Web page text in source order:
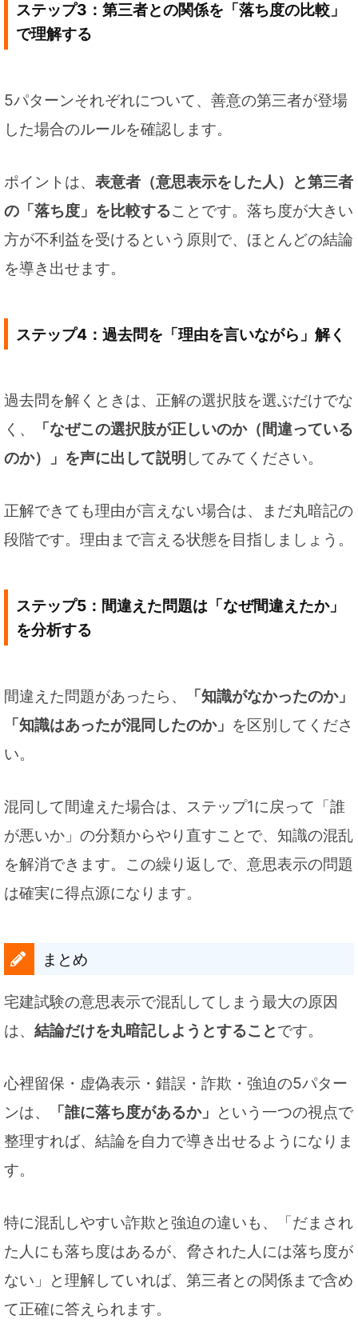
ステップ3：第三者との関係を「落ち度の比較」
で理解する
5パターンそれぞれについて、善意の第三者が登場
した場合のルールを確認します。
ポイントは、 表意者（意思表示をした人）と第三者
の「落ち度」を比較することです。落ち度が大きい
方が不利益を受けるという原則で、ほとんどの結論
を導き出せます。
ステップ4：過去問を「理由を言いながら」解く
過去問を解くときは、正解の選択肢を選ぶだけでな
く、
「なぜこの選択肢が正しいのか（間違っている
のか）」を声に出して説明 してみてください。
正解できても理由が言えない場合は、まだ丸暗記の
段階です。理由まで言える状態を目指しましょう。
ステップ5：間違えた問題は「なぜ間違えたか」
を分析する
間違えた問題があったら、
「知識がなかったのか」
「知識はあったが混同したのか」 を区別してくださ
い。
混同して間違えた場合は、ステップ1に戻って「誰
が悪いか」の分類からやり直すことで、知識の混乱
を解消できます。この繰り返しで、意思表示の問題
は確実に得点源になります。
まとめ
宅建試験の意思表示で混乱してしまう最大の原因
は、 結論だけを丸暗記しようとすることです。
心裡留保・虚偽表示・錯誤・詐欺・強迫の5パター
ンは、
「誰に落ち度があるか」 という一つの視点で
整理すれば、結論を自力で導き出せるようになりま
す。
特に混乱しやすい詐欺と強迫の違いも、「だまされ
た人にも落ち度はあるが、脅された人には落ち度が
ない」と理解していれば、第三者との関係まで含め
て正確に答えられます。